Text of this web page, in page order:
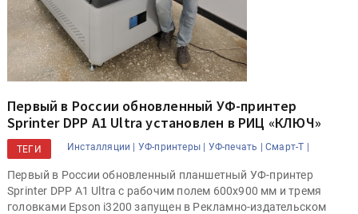
Первый в России обновленный УФ-принтер
Sprinter DPP A1 Ultra установлен в РИЦ «КЛЮЧ»
ТЕГИ Инсталляции | УФ-принтеры | УФ-печать | Смарт-Т |
Первый в России обновленный планшетный УФ-принтер
Sprinter DPP A1 Ultra с рабочим полем 600х900 мм и тремя
головками Epson i3200 запущен в Рекламно-издательском